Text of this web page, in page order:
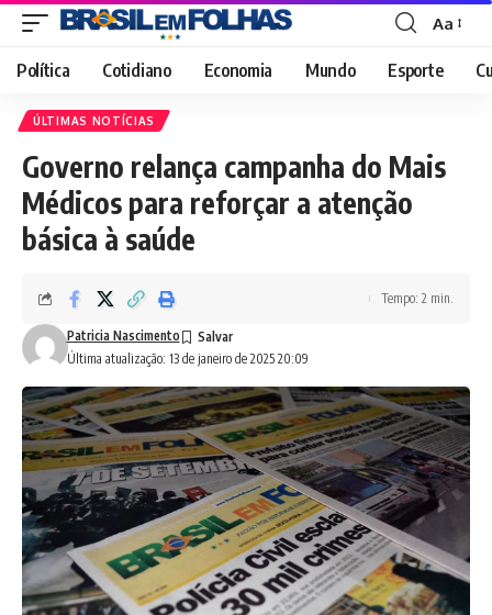
Font
Resizer
Aa
Política Cotidiano Economia Mundo Esporte
ÚLTIMAS NOTÍCIAS
Governo relança campanha do Mais
Médicos para reforçar a atenção
básica à saúde
Última atualização: 13 de janeiro de 2025 20:09
Patricia Nascimento
Tempo: 2 min.